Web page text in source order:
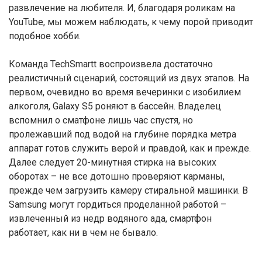
развлечение на любителя. И, благодаря роликам на
YouTube, мы можем наблюдать, к чему порой приводит
подобное хобби.
Команда TechSmartt воспроизвела достаточно
реалистичный сценарий, состоящий из двух этапов. На
первом, очевидно во время вечеринки с изобилием
алкоголя, Galaxy S5 роняют в бассейн. Владелец
вспомнил о сматфоне лишь час спустя, но
пролежавший под водой на глубине порядка метра
аппарат готов служить верой и правдой, как и прежде.
Далее следует 20-минутная стирка на высоких
оборотах – не все дотошно проверяют карманы,
прежде чем загрузить камеру стиральной машинки. В
Samsung могут гордиться проделанной работой –
извлеченный из недр водяного ада, смартфон
работает, как ни в чем не бывало.